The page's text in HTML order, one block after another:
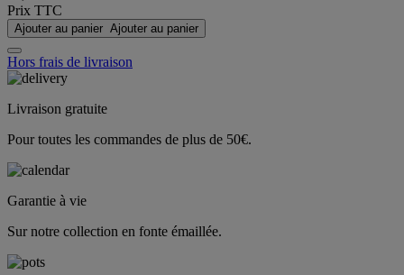
Prix TTC
Ajouter au panier Ajouter au panier
Hors frais de livraison
Livraison gratuite
Pour toutes les commandes de plus de 50€.
Garantie à vie
Sur notre collection en fonte émaillée.